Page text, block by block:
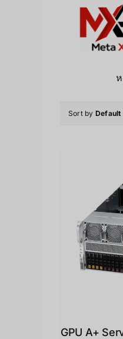
Sort by Default
GPU A+